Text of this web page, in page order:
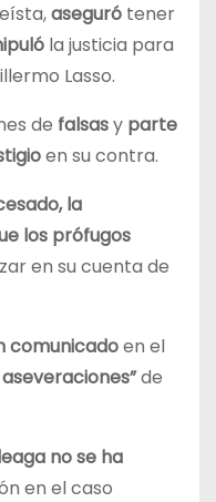
aseguró tener
la justicia para
Lasso.
de falsasy parte
en su contra.
la
los prófugos
en su cuenta de
comunicadoen el
de
no se ha
en el caso